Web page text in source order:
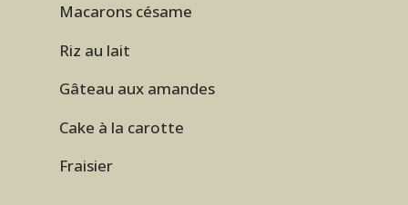
Macarons césame
Riz au lait
Gâteau aux amandes
Cake à la carotte
Fraisier